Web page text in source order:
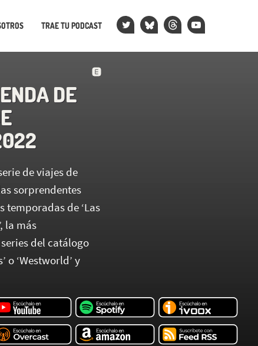
TRAE TU PODCAST
DE
de viajes de
sorprendentes
temporadas de ‘Las
la más
del catálogo
o ‘Westworld’ y